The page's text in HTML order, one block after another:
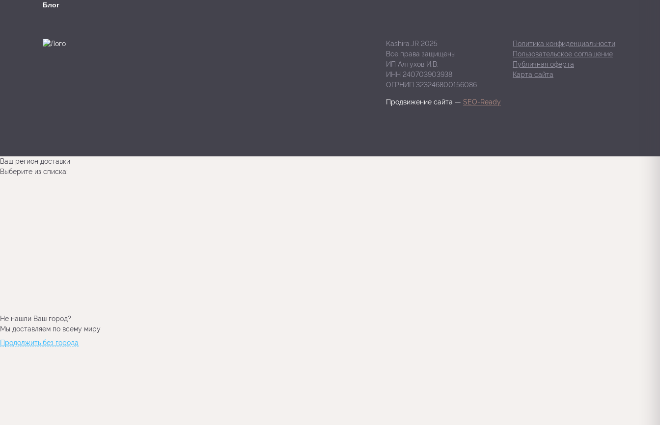
Блог
Kashira.JR 2025
Все права защищены
ИП Алтухов И.В.
ИНН 240703903938
ОГРНИП 323246800156086
Политика конфиденциальности
Пользовательское соглашение
Публичная оферта
Карта сайта
Продвижение сайта — SEO-Ready
Ваш регион доставки
Выберите из списка:
Не нашли Ваш город?
Мы доставляем по всему миру
Продолжить без города